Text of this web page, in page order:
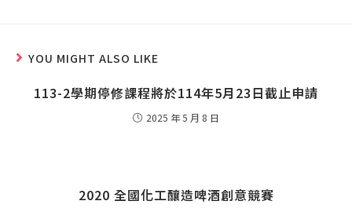
YOU MIGHT ALSO LIKE
113-2學期停修課程將於114年5月23日截止申請
2025 年 5 月 8 日
2020 全國化工釀造啤酒創意競賽